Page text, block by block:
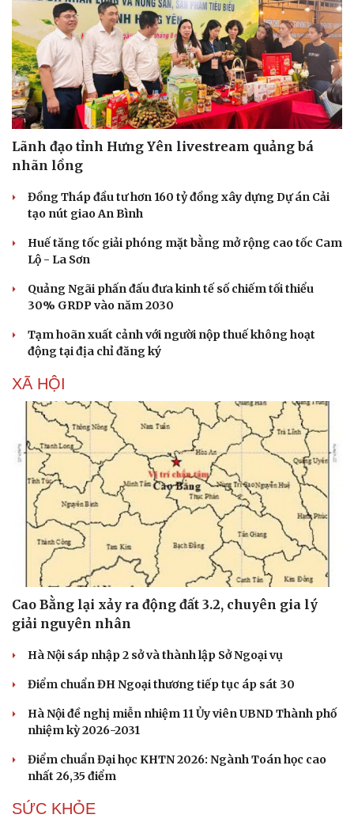
Lãnh đạo tỉnh Hưng Yên livestream quảng bá
nhãn lồng
Đồng Tháp đầu tư hơn 160 tỷ đồng xây dựng Dự án Cải
tạo nút giao An Bình
Huế tăng tốc giải phóng mặt bằng mở rộng cao tốc Cam
Lộ - La Sơn
Quảng Ngãi phấn đấu đưa kinh tế số chiếm tối thiểu
30% GRDP vào năm 2030
Tạm hoãn xuất cảnh với người nộp thuế không hoạt
động tại địa chỉ đăng ký
XÃ HỘI
Cao Bằng lại xảy ra động đất 3.2, chuyên gia lý
giải nguyên nhân
Hà Nội sáp nhập 2 sở và thành lập Sở Ngoại vụ
Điểm chuẩn ĐH Ngoại thương tiếp tục áp sát 30
Hà Nội đề nghị miễn nhiệm 11 Ủy viên UBND Thành phố
nhiệm kỳ 2026-2031
Điểm chuẩn Đại học KHTN 2026: Ngành Toán học cao
nhất 26,35 điểm
SỨC KHỎE